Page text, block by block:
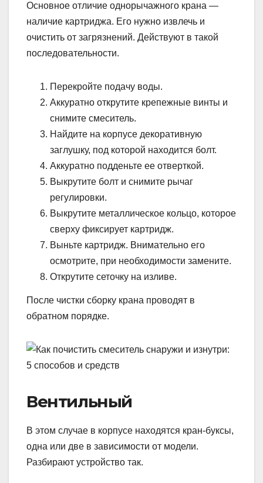
Основное отличие однорычажного крана —
наличие картриджа. Его нужно извлечь и
очистить от загрязнений. Действуют в такой
последовательности.
Перекройте подачу воды.
Аккуратно открутите крепежные винты и
снимите смеситель.
Найдите на корпусе декоративную
заглушку, под которой находится болт.
Аккуратно подденьте ее отверткой.
Выкрутите болт и снимите рычаг
регулировки.
Выкрутите металлическое кольцо, которое
сверху фиксирует картридж.
Выньте картридж. Внимательно его
осмотрите, при необходимости замените.
Открутите сеточку на изливе.
После чистки сборку крана проводят в
обратном порядке.
Вентильный
В этом случае в корпусе находятся кран-буксы,
одна или две в зависимости от модели.
Разбирают устройство так.